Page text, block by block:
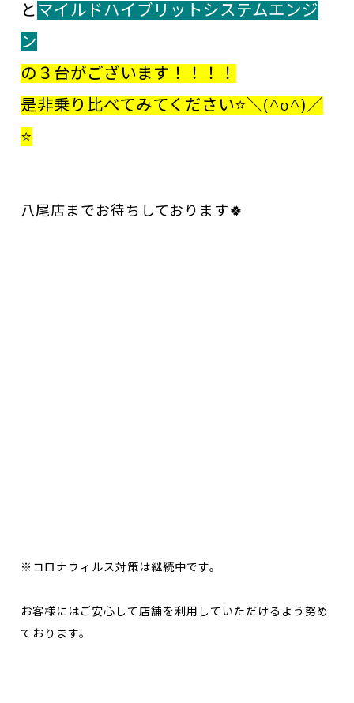
と マイルドハイブリットシステムエンジ
ン
の３台がございます！！！！
是非乗り比べてみてください⭐＼(^o^)／
⭐
八尾店までお待ちしております🍀
※コロナウィルス対策は継続中です。
お客様にはご安心して店舗を利用していただけるよう努め
ております。